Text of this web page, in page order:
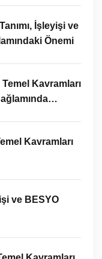
İşleyişi ve
Önemi
Kavramları
Kavramları
ve BESYO